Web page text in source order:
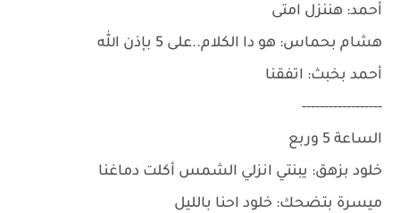
أحمد: هننزل امتى
هشام بحماس: هو دا الكلام..على 5 بإذن الله
أحمد بخبث: اتفقنا
------------------
الساعة 5 وربع
خلود بزهق: يبنتي انزلي الشمس أكلت دماغنا
ميسرة بتضحك: خلود احنا بالليل